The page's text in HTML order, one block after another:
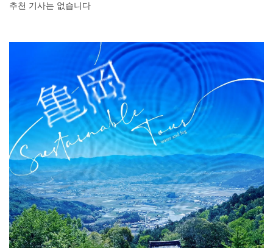
회사개요
여행작가 모집
추천 기사는 없습니다